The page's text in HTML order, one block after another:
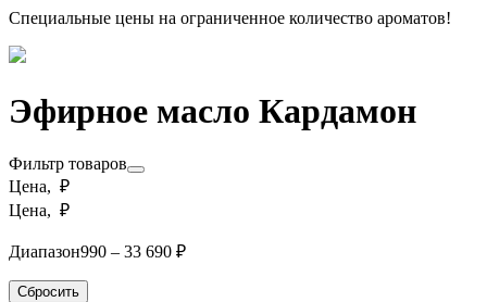
Специальные цены на ограниченное количество ароматов!
Эфирное масло Кардамон
Фильтр товаров
Цена, ₽
Цена, ₽
Диапазон990 – 33 690 ₽
Сбросить